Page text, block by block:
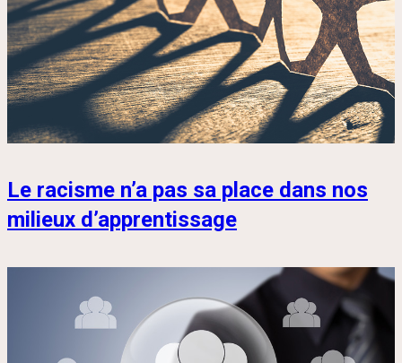
Le racisme n’a pas sa place dans nos
milieux d’apprentissage